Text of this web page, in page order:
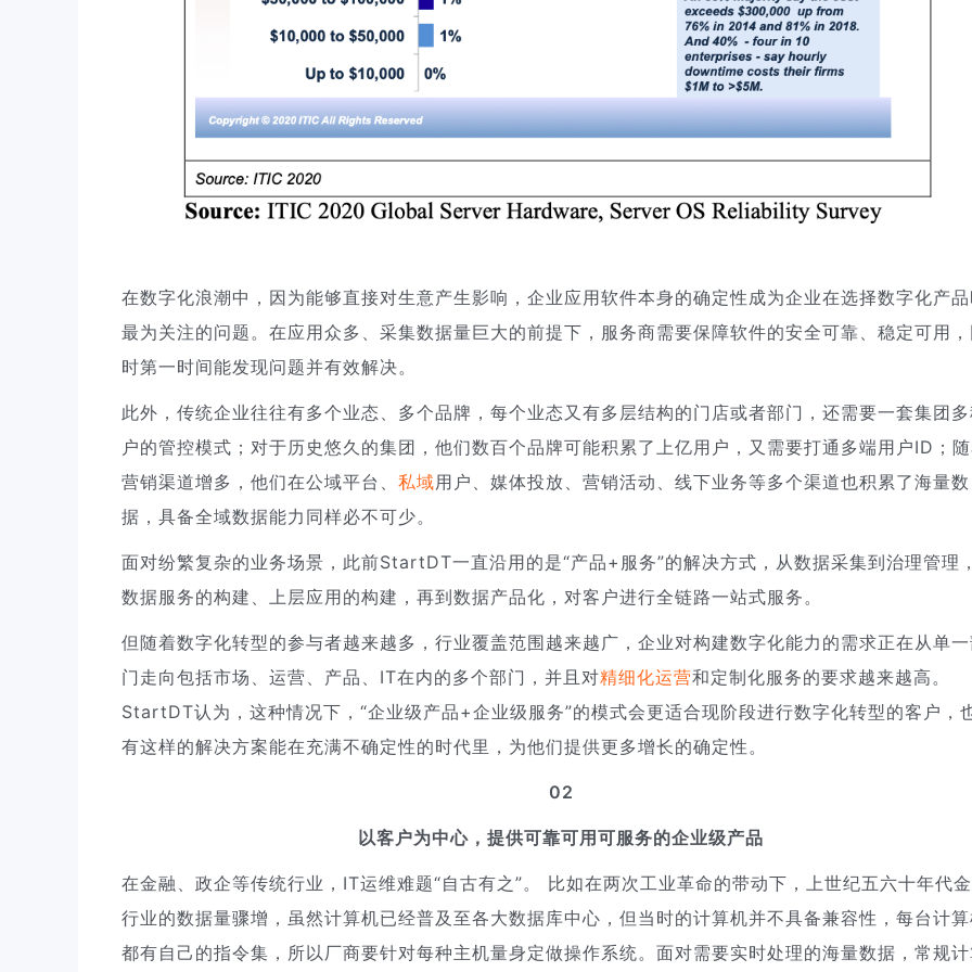
在数字化浪潮中，因为能够直接对生意产生影响，企业应用软件本身的确定性成为企业在选择数字化产
最为关注的问题。在应用众多、采集数据量巨大的前提下，服务商需要保障软件的安全可靠、稳定可用，
时第一时间能发现问题并有效解决。
此外，传统企业往往有多个业态、多个品牌，每个业态又有多层结构的门店或者部门，还需要一套集团多
户的管控模式；对于历史悠久的集团，他们数百个品牌可能积累了上亿用户，又需要打通多端用户ID；
营销渠道增多，他们在公域平台、 私域用户、媒体投放、营销活动、线下业务等多个渠道也积累了海量数
据，具备全域数据能力同样必不可少。
面对纷繁复杂的业务场景，此前StartDT一直沿用的是“产品+服务”的解决方式，从数据采集到治理管理
数据服务的构建、上层应用的构建，再到数据产品化，对客户进行全链路一站式服务。
但随着数字化转型的参与者越来越多，行业覆盖范围越来越广，企业对构建数字化能力的需求正在从单一
门走向包括市场、运营、产品、IT在内的多个部门，并且对精细化运营和定制化服务的要求越来越高。
StartDT认为，这种情况下，“企业级产品+企业级服务”的模式会更适合现阶段进行数字化转型的客户，
有这样的解决方案能在充满不确定性的时代里，为他们提供更多增长的确定性。
02
以客户为中心，提供可靠可用可服务的企业级产品
在金融、政企等传统行业，IT运维难题“自古有之”。 比如在两次工业革命的带动下，上世纪五六十年代
行业的数据量骤增，虽然计算机已经普及至各大数据库中心，但当时的计算机并不具备兼容性，每台计
都有自己的指令集，所以厂商要针对每种主机量身定做操作系统。面对需要实时处理的海量数据，常规